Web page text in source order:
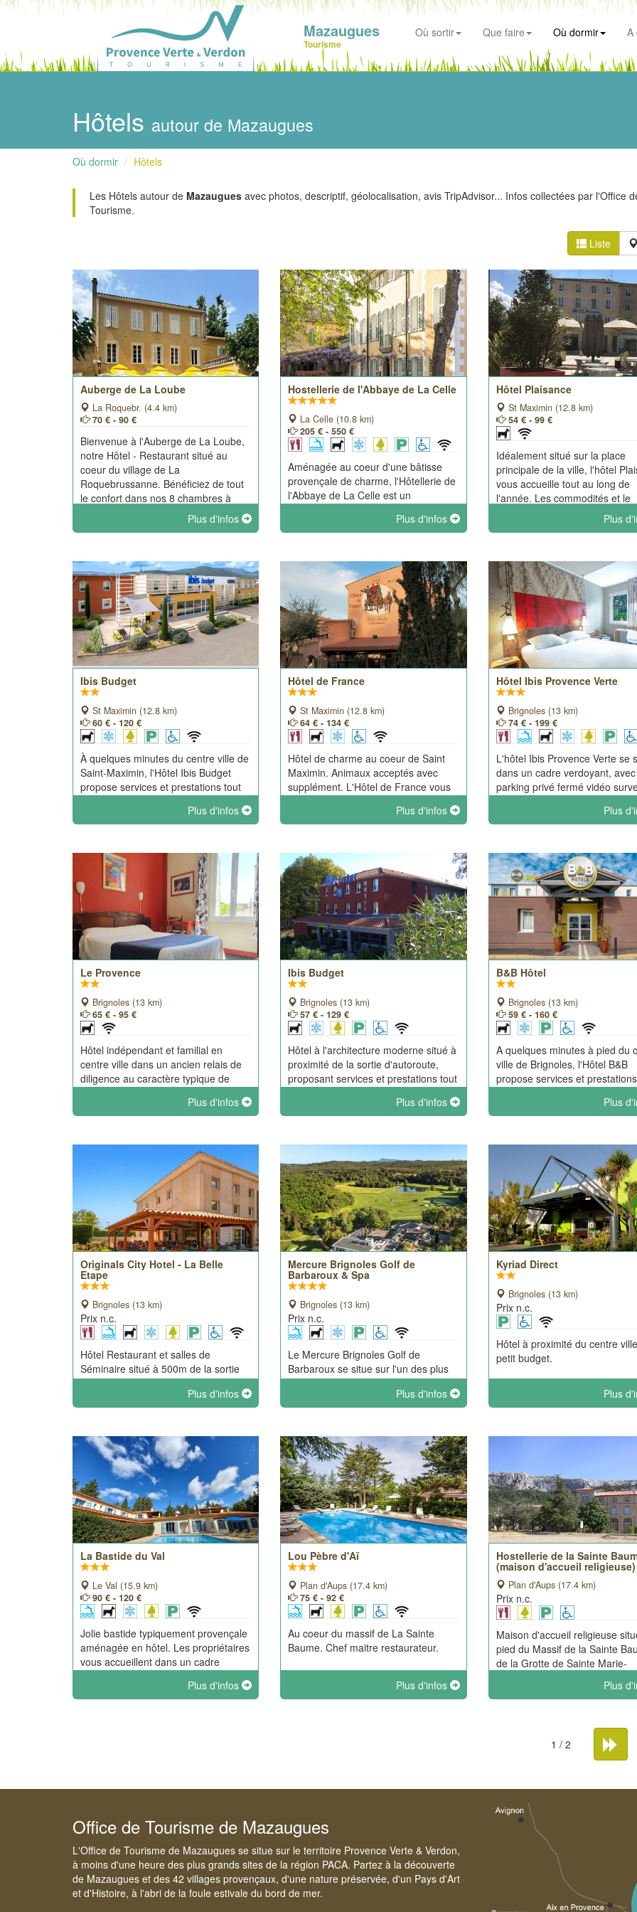
Mazaugues
Tourisme
Où sortir Que faire Où dormir A
Hôtels autour de Mazaugues
Où dormir Hôtels
Les Hôtels autour de Mazaugues avec photos, descriptif, géolocalisation, avis TripAdvisor... Infos collectées par l'Office
Tourisme.
Liste
Auberge de La Loube
La Roquebr. (4.4 km)
70 € - 90 €
Bienvenue à l'Auberge de La Loube,
notre Hôtel - Restaurant situé au
coeur du village de La
Roquebrussanne. Bénéficiez de tout
le confort dans nos 8 chambres à
l'étage toutes équipées, à la
décoration moderne et soignée.
Plus d'infos
Hostellerie de l'Abbaye de La Celle
La Celle (10.8 km)
205 € - 550 €
Aménagée au coeur d'une bâtisse
provençale de charme, l'Hôtellerie de
l'Abbaye de La Celle est un
prestance de ses services et sa
un établissement unique.
Plus d'infos
Hôtel Plaisance
St Maximin (12.8 km)
54 € - 99 €
Idéalement situé sur la place
principale de la ville, l'hôtel
vous accueille tout au long de
l'année. Les commodités et le
patrimoine culturel de Saint
vous seront facile d'accès.
Plus
Ibis Budget
St Maximin (12.8 km)
60 € - 120 €
À quelques minutes du centre ville de
Saint-Maximin, l'Hôtel Ibis Budget
propose services et prestations tout
établissement rénové. AccueilPlus d'infos
Hôtel de France
St Maximin (12.8 km)
64 € - 134 €
Hôtel de charme au coeur de Saint
Maximin. Animaux acceptés avec
supplément. L'Hôtel de France vous
Plus d'infos
Hôtel Ibis Provence Verte
Brignoles (13 km)
74 € - 199 €
L'hôtel Ibis Provence Verte se
dans un cadre verdoyant, avec
parking privé fermé vidéo
trouverez également le
soignée.
Plus
Le Provence
Brignoles (13 km)
65 € - 95 €
Hôtel indépendant et familial en
centre ville dans un ancien relais de
diligence au caractère typique de
Plus d'infos
Ibis Budget
Brignoles (13 km)
57 € - 129 €
Hôtel à l'architecture moderne situé à
proximité de la sortie d'autoroute,
proposant services et prestations tout
Plus d'infos
B&B Hôtel
Brignoles (13 km)
59 € - 160 €
A quelques minutes à pied du
ville de Brignoles, l'Hôtel B&B
propose services et
établissement moderne etPlus
Originals City Hotel - La Belle
Etape
Brignoles (13 km)
Prix n.c.
Hôtel Restaurant et salles de
Séminaire situé à 500m de la sortie
n°35 de l' A8 et du centre ville de
Plus d'infos
Mercure Brignoles Golf de
Barbaroux & Spa
Brignoles (13 km)
Prix n.c.
Le Mercure Brignoles Golf de
Barbaroux se situe sur l'un des plus
prestigieux parcours de Golf
Européen. Chambres avec entrée
indépendante nichées au coeur de la
Plus d'infos
Kyriad Direct
Brignoles (13 km)
Prix n.c.
Hôtel à proximité du centre
petit budget.
Plus
La Bastide du Val
Le Val (15.9 km)
90 € - 120 €
Jolie bastide typiquement provençale
aménagée en hôtel. Les propriétaires
vous accueillent dans un cadre
ressourcement en famille.Plus d'infos
Lou Pèbre d'Aï
Plan d'Aups (17.4 km)
75 € - 92 €
Au coeur du massif de La Sainte
Baume. Chef maitre restaurateur.
Plus d'infos
Hostellerie de la Sainte
(maison d'accueil religieuse)
Plan d'Aups (17.4 km)
Prix n.c.
Maison d'accueil religieuse
pied du Massif de la Sainte
de la Grotte de Sainte Marie-
Madeleine, l'hostellerie est
les frères dominicains. Elle
Plus
1 / 2
Office de Tourisme de Mazaugues
L'Office de Tourisme de Mazaugues se situe sur le territoire Provence Verte & Verdon,
à moins d'une heure des plus grands sites de la région PACA. Partez à la découverte
de Mazaugues et des 42 villages provençaux, d'une nature préservée, d'un Pays d'Art
et d'Histoire, à l'abri de la foule estivale du bord de mer.